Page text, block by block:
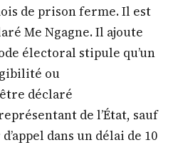
de prison ferme. Il est
Me Ngagne. Il ajoute
électoral stipule qu’un
ou
déclaré
de l’État, sauf
dans un délai de 10